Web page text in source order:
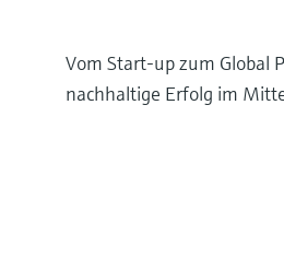
Vom Start-up zum Global
nachhaltige Erfolg im